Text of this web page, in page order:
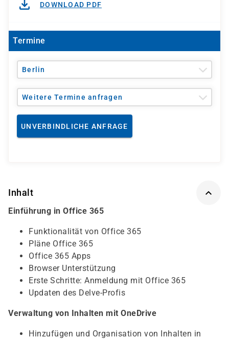
DOWNLOAD PDF
Termine
Berlin
Weitere Termine anfragen
UNVERBINDLICHE ANFRAGE
Inhalt
Einführung in Office 365
Funktionalität von Office 365
Pläne Office 365
Office 365 Apps
Browser Unterstützung
Erste Schritte: Anmeldung mit Office 365
Updaten des Delve-Profis
Verwaltung von Inhalten mit OneDrive
Hinzufügen und Organisation von Inhalten in